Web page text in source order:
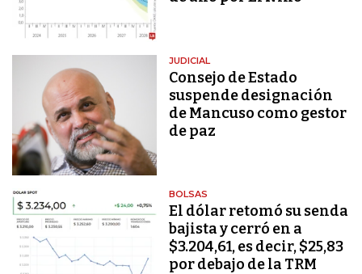
JUDICIAL
Consejo de Estado
suspende designación
de Mancuso como gestor
de paz
BOLSAS
El dólar retomó su senda
bajista y cerró en a
$3.204,61, es decir, $25,83
por debajo de la TRM